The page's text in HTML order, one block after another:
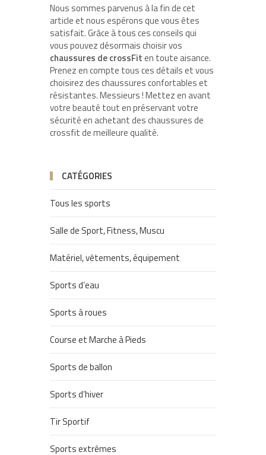
Nous sommes parvenus à la fin de cet
article et nous espérons que vous êtes
satisfait. Grâce à tous ces conseils qui
vous pouvez désormais choisir vos
chaussures de crossFiten toute aisance.
Prenez en compte tous ces détails et vous
choisirez des chaussures confortables et
résistantes. Messieurs ! Mettez en avant
votre beauté tout en préservant votre
sécurité en achetant des chaussures de
crossfit de meilleure qualité.
CATÉGORIES
Tous les sports
Salle de Sport, Fitness, Muscu
Matériel, vêtements, équipement
Sports d’eau
Sports à roues
Course et Marche à Pieds
Sports de ballon
Sports d’hiver
Tir Sportif
Sports extrêmes